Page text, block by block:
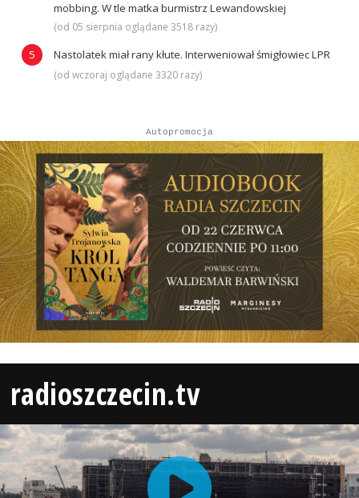
mobbing. W tle matka burmistrz Lewandowskiej
(od 05 sierpnia oglądane 3518 razy)
Nastolatek miał rany kłute. Interweniował śmigłowiec LPR
(od wczoraj oglądane 3320 razy)
Autopromocja
radioszczecin.tv